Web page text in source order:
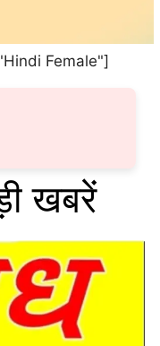
Female"]
खबरें